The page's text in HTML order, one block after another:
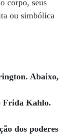
corpo, seus
ou simbólica
Abaixo,
Frida Kahlo.
dos poderes